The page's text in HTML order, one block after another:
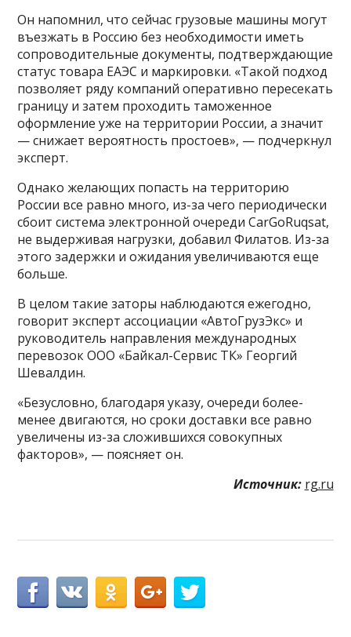
Он напомнил, что сейчас грузовые машины могут
въезжать в Россию без необходимости иметь
сопроводительные документы, подтверждающие
статус товара ЕАЭС и маркировки. «Такой подход
позволяет ряду компаний оперативно пересекать
границу и затем проходить таможенное
оформление уже на территории России, а значит
— снижает вероятность простоев», — подчеркнул
эксперт.
Однако желающих попасть на территорию
России все равно много, из-за чего периодически
сбоит система электронной очереди CarGoRuqsat,
не выдерживая нагрузки, добавил Филатов. Из-за
этого задержки и ожидания увеличиваются еще
больше.
В целом такие заторы наблюдаются ежегодно,
говорит эксперт ассоциации «АвтоГрузЭкс» и
руководитель направления международных
перевозок ООО «Байкал-Сервис ТК» Георгий
Шевалдин.
«Безусловно, благодаря указу, очереди более-
менее двигаются, но сроки доставки все равно
увеличены из-за сложившихся совокупных
факторов», — поясняет он.
Источник: rg.ru